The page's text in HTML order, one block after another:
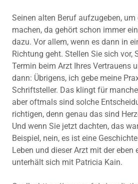
Seinen alten Beruf aufzugeben, um
machen, da gehört schon immer
dazu. Vor allem, wenn es dann in
Richtung geht. Stellen Sie sich vor,
Termin beim Arzt Ihres Vertrauens
dann: Übrigens, ich gebe meine
Schriftsteller. Das klingt für
aber oftmals sind solche
richtigen, denn genau das sind
Und wenn Sie jetzt dachten, das
Beispiel, nein, es ist eine
Leben und dieser Arzt mit der eben
unterhält sich mit Patricia Kain.